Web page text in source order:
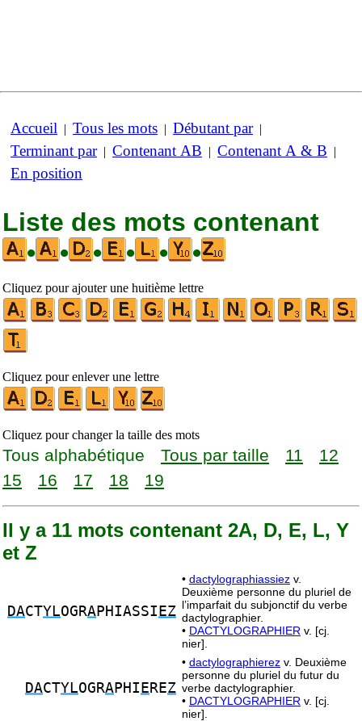
Accueil | Tous les mots | Débutant par|
Terminant par| Contenant AB | Contenant A & B |
En position
Liste des mots contenant
•
• • • • •
Cliquez pour ajouter une huitième lettre
Cliquez pour enlever une lettre
Cliquez pour changer la taille des mots
Tous alphabétique Tous par taille 11
12
15
16 17 18 19
Il y a 11 mots contenant 2A, D, E, L, Y
et Z
DACTYLOGRAPHIASSI EZ
• dactylographiassiez v.
Deuxième personne du pluriel de
l’imparfait du subjonctif du verbe
dactylographier.
• DACTYLOGRAPHIER v. [cj.
nier].
DACTYLOGRAPHI E REZ
• dactylographierez v. Deuxième
personne du pluriel du futur du
verbe dactylographier.
• DACTYLOGRAPHIER v. [cj.
nier].